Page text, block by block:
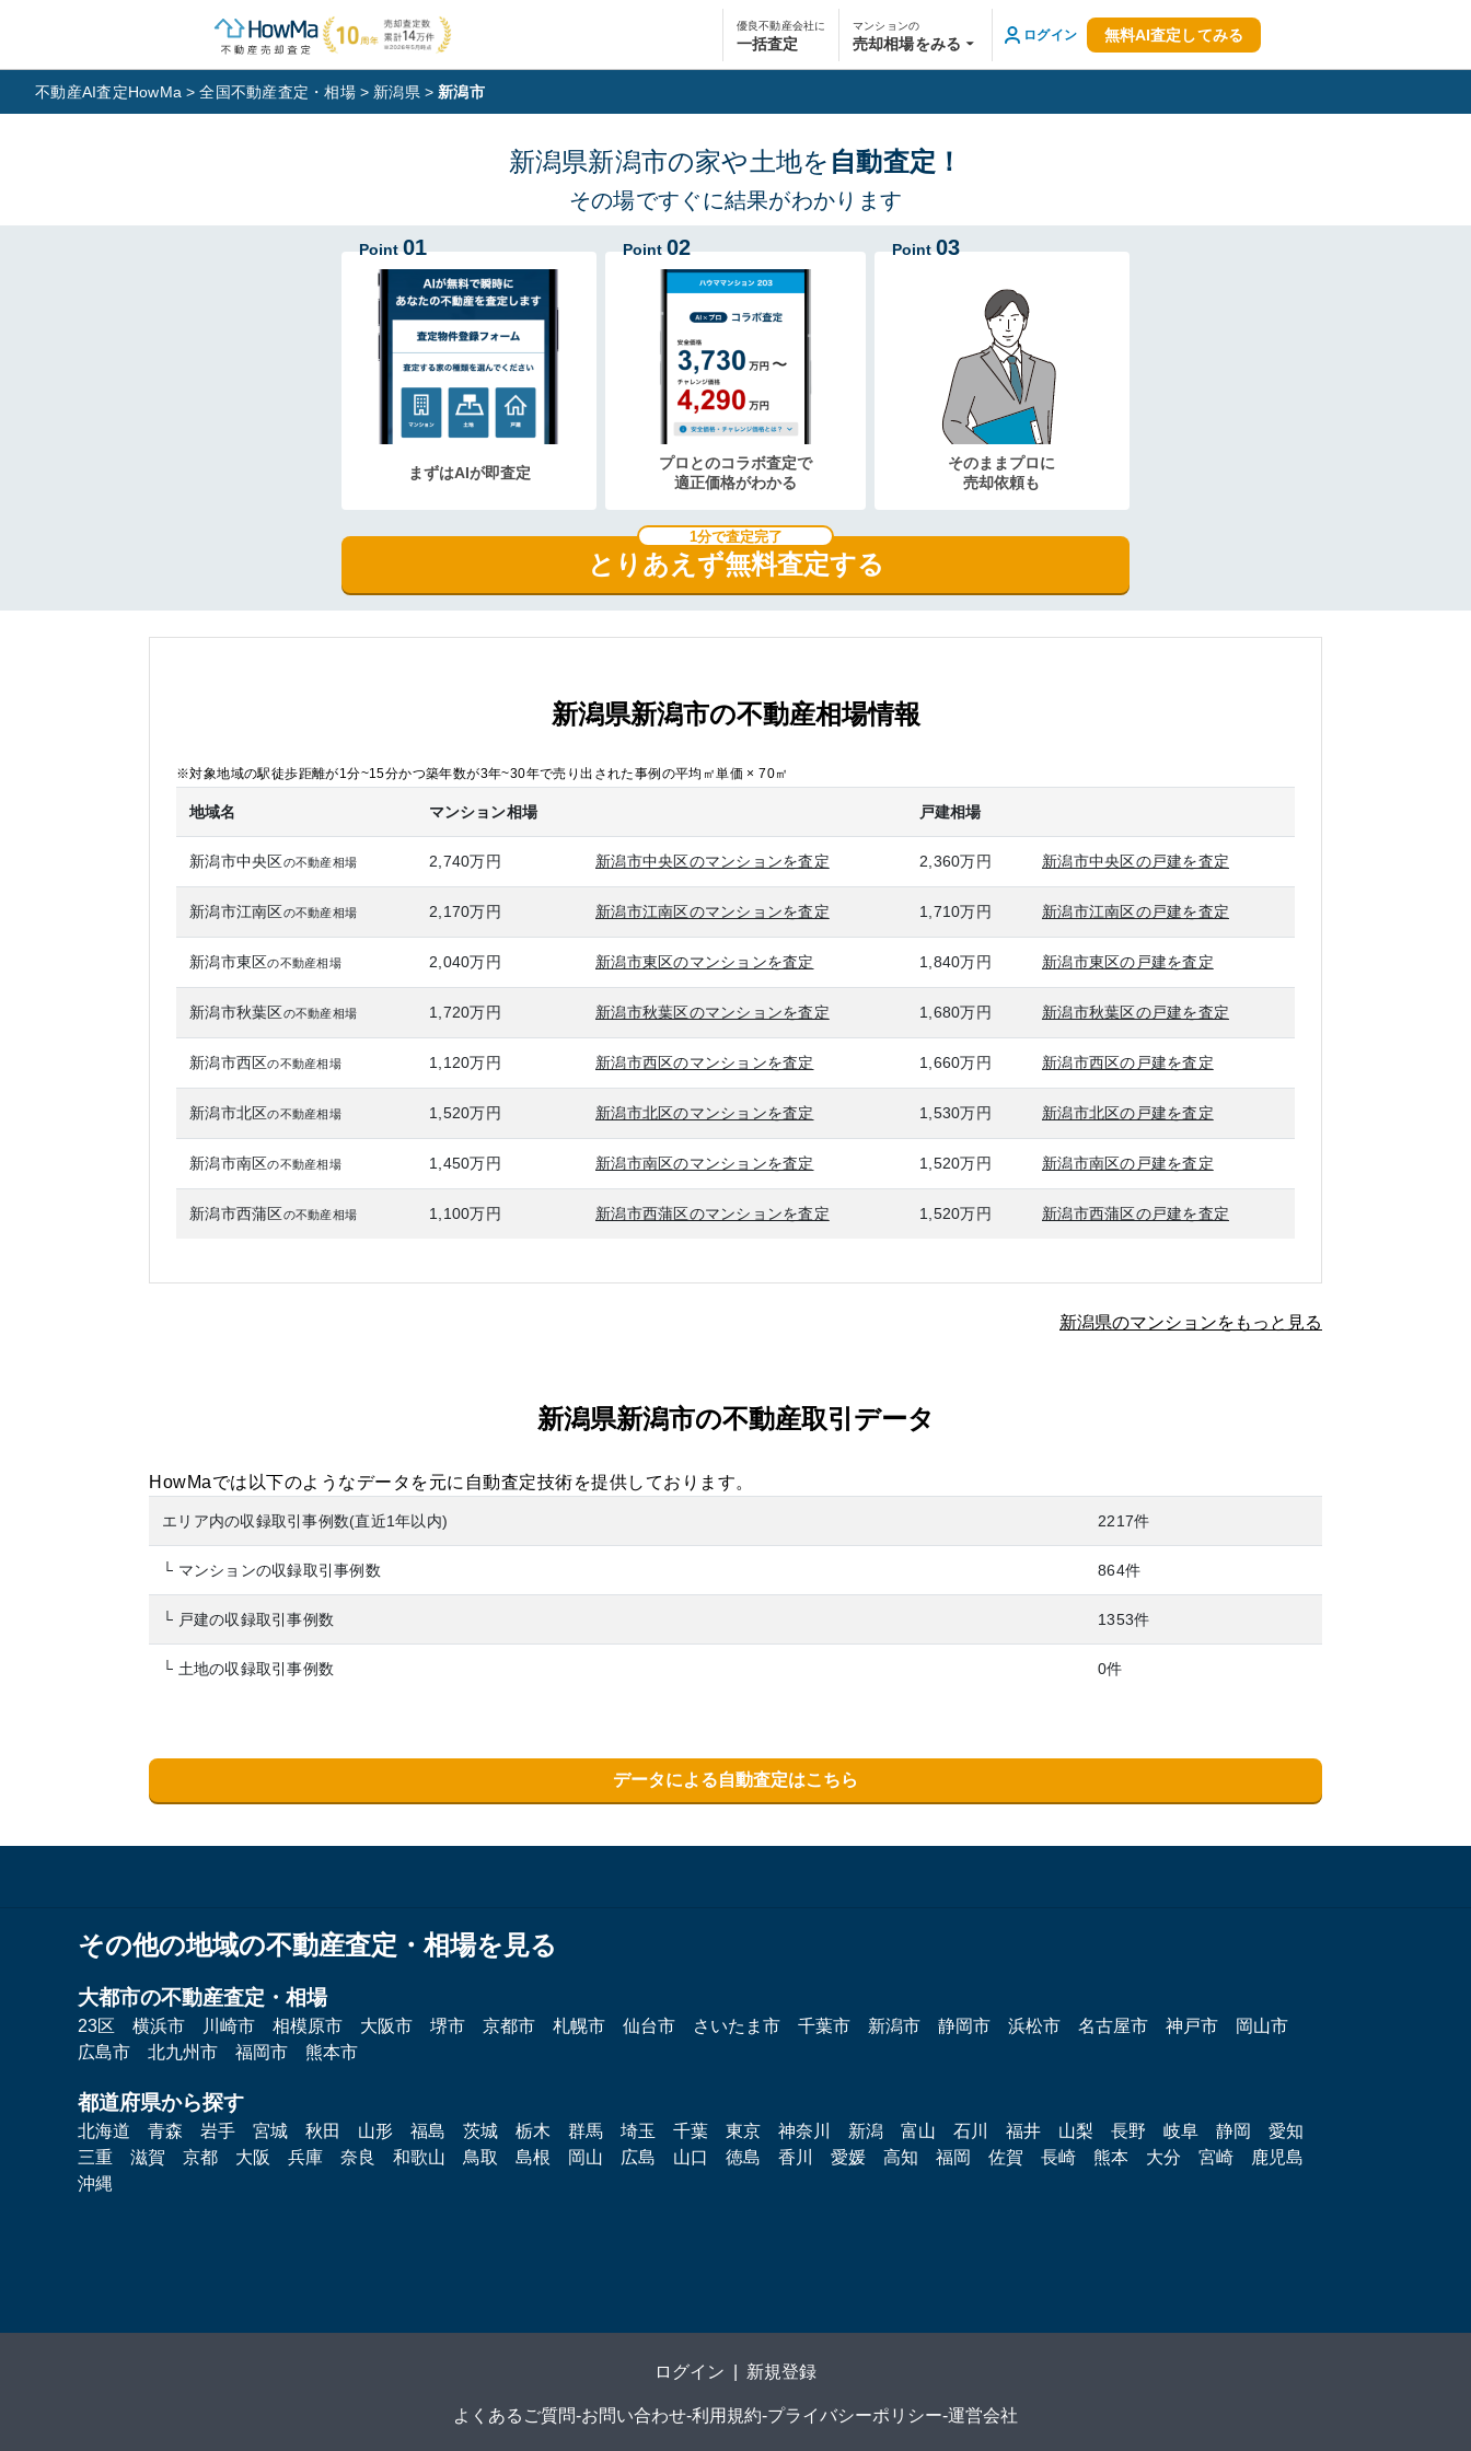
優良不動産会社に
一括査定
マンションの
売却相場をみる
ログイン 無料AI査定してみる
不動産AI査定HowMa > 全国不動産査定・相場 > 新潟県 > 新潟市
新潟県新潟市の家や土地を 自動査定！
その場ですぐに結果がわかります
Point 01
まずはAIが即査定
Point 02
プロとのコラボ査定で
適正価格がわかる
Point 03
そのままプロに
売却依頼も
とりあえず無料査定する
1分で査定完了
新潟県新潟市の不動産相場情報
※対象地域の駅徒歩距離が1分~15分かつ築年数が3年~30年で売り出された事例の平均㎡単価 × 70㎡
地域名 マンション相場 戸建相場
新潟市中央区の不動産相場 2,740万円 新潟市中央区のマンションを査定 2,360万円 新潟市中央区の戸建を査定
新潟市江南区の不動産相場 2,170万円 新潟市江南区のマンションを査定 1,710万円 新潟市江南区の戸建を査定
新潟市東区の不動産相場 2,040万円 新潟市東区のマンションを査定 1,840万円 新潟市東区の戸建を査定
新潟市秋葉区の不動産相場 1,720万円 新潟市秋葉区のマンションを査定 1,680万円 新潟市秋葉区の戸建を査定
新潟市西区の不動産相場 1,120万円 新潟市西区のマンションを査定 1,660万円 新潟市西区の戸建を査定
新潟市北区の不動産相場 1,520万円 新潟市北区のマンションを査定 1,530万円 新潟市北区の戸建を査定
新潟市南区の不動産相場 1,450万円 新潟市南区のマンションを査定 1,520万円 新潟市南区の戸建を査定
新潟市西蒲区の不動産相場 1,100万円 新潟市西蒲区のマンションを査定 1,520万円 新潟市西蒲区の戸建を査定
新潟県のマンションをもっと見る
新潟県新潟市の不動産取引データ
HowMaでは以下のようなデータを元に自動査定技術を提供しております。
エリア内の収録取引事例数(直近1年以内) 2217件
└ マンションの収録取引事例数 864件
└ 戸建の収録取引事例数 1353件
└ 土地の収録取引事例数 0件
データによる自動査定はこちら
その他の地域の不動産査定・相場を見る
大都市の不動産査定・相場
23区 横浜市 川崎市 相模原市 大阪市 堺市 京都市 札幌市 仙台市 さいたま市 千葉市 新潟市 静岡市 浜松市 名古屋市 神戸市
岡山市
広島市
北九州市 福岡市 熊本市
都道府県から探す
北海道 青森 岩手 宮城 秋田 山形 福島 茨城 栃木 群馬 埼玉 千葉 東京 神奈川 新潟 富山 石川 福井 山梨 長野 岐阜 静岡
愛知
三重
滋賀 京都 大阪 兵庫 奈良 和歌山 鳥取 島根 岡山 広島 山口 徳島 香川 愛媛 高知 福岡 佐賀 長崎 熊本 大分 宮崎
鹿児島
沖縄
ログイン 新規登録
よくあるご質問-お問い合わせ-利用規約-プライバシーポリシー-運営会社